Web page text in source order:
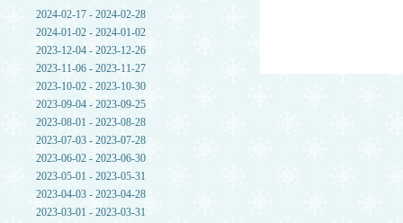
2024-02-17 - 2024-02-28
2024-01-02 - 2024-01-02
2023-12-04 - 2023-12-26
2023-11-06 - 2023-11-27
2023-10-02 - 2023-10-30
2023-09-04 - 2023-09-25
2023-08-01 - 2023-08-28
2023-07-03 - 2023-07-28
2023-06-02 - 2023-06-30
2023-05-01 - 2023-05-31
2023-04-03 - 2023-04-28
2023-03-01 - 2023-03-31